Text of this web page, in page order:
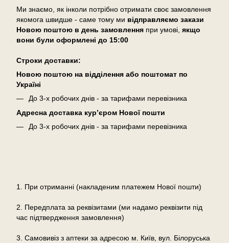
Ми знаємо, як інколи потрібно отримати своє замовлення
якомога швидше - саме тому ми відправляємо закази
Новою поштою в день замовлення при умові, якщо
вони були оформлені до 15:00
Cтроки доставки:
Новою поштою на відділення або поштомат по
Україні
До 3-х робочих днів - за тарифами перевізника
Адресна доставка кур’єром Нової пошти
До 3-х робочих днів - за тарифами перевізника
1. При отриманні (накладеним платежем Нової пошти)
2. Передплата за реквізитами (ми надамо реквізити під
час підтвердження замовлення)
3. Самовивіз з аптеки за адресою м. Київ, вул. Білоруська